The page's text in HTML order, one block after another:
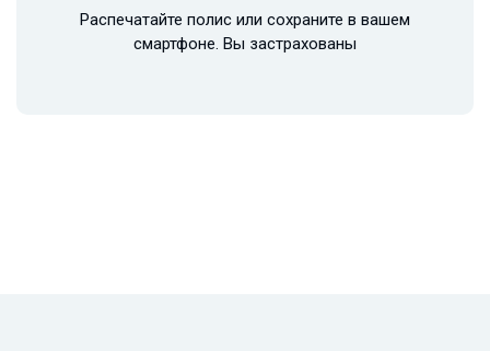
Распечатайте полис или сохраните в вашем
смартфоне. Вы застрахованы